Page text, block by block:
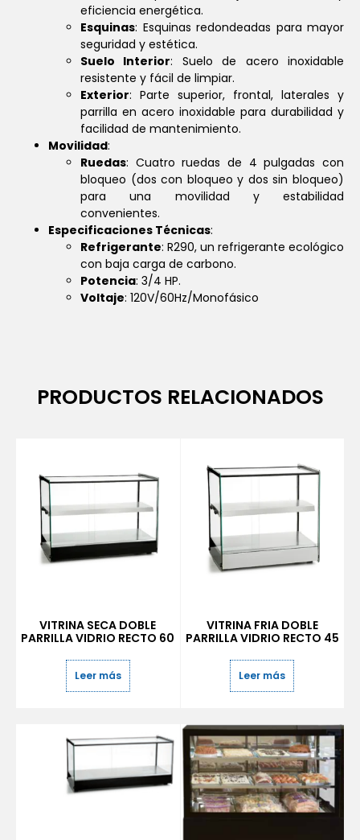
eficiencia energética.
Esquinas: Esquinas redondeadas para mayor
seguridad y estética.
Suelo Interior: Suelo de acero inoxidable
resistente y fácil de limpiar.
Exterior: Parte superior, frontal, laterales y
parrilla en acero inoxidable para durabilidad y
facilidad de mantenimiento.
Movilidad:
Ruedas: Cuatro ruedas de 4 pulgadas con
bloqueo (dos con bloqueo y dos sin bloqueo)
para una movilidad y estabilidad
convenientes.
Especificaciones Técnicas:
Refrigerante: R290, un refrigerante ecológico
con baja carga de carbono.
Potencia: 3/4 HP.
Voltaje: 120V/60Hz/Monofásico
PRODUCTOS RELACIONADOS
VITRINA SECA DOBLE
PARRILLA VIDRIO RECTO 60
Leer más
VITRINA FRIA DOBLE
PARRILLA VIDRIO RECTO 45
Leer más